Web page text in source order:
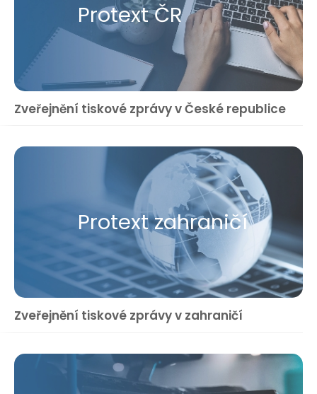
Protext ČR
Zveřejnění tiskové zprávy v České republice
Protext zahraničí
Zveřejnění tiskové zprávy v zahraničí